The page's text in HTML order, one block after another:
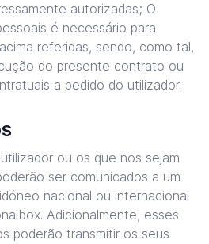
autorizadas; O
é necessário para
referidas, sendo, como tal,
do presente contrato ou
a pedido do utilizador.
ou os que nos sejam
ser comunicados a um
nacional ou internacional
Adicionalmente, esses
poderão transmitir os seus